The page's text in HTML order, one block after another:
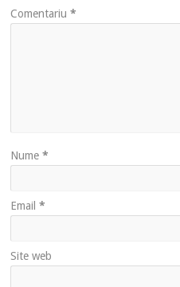
Comentariu *
Nume *
Email *
Site web